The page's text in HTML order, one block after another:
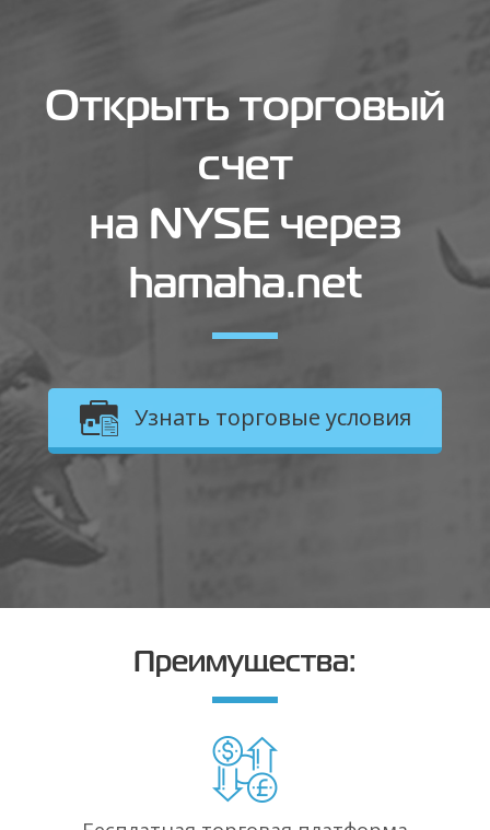
Открыть торговый
счет
на NYSE через
hamaha.net
Узнать торговые условия
Преимущества: